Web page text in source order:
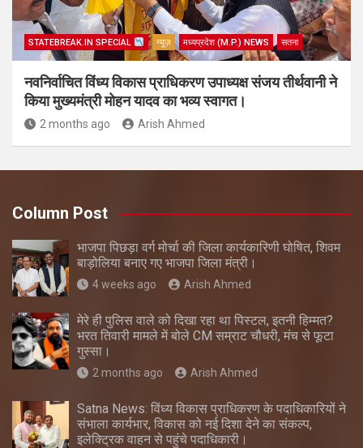
STATEBREAK.IN SPECIAL न्यूज़ मध्यप्रदेश (M.P.) NEWS सतना
नवनिर्वाचित विंध्य विकास प्राधिकरण उपाध्यक्ष संजय तीर्थवानी ने
किया मुख्यमंत्री मोहन यादव का भव्य स्वागत।
2 months ago Arish Ahmed
Column Post
भाजपा पिछड़ा वर्ग मोर्चा की जिला कार्यकारिणी घोषित, शिवम
बाड़ोलिया बनाए गए भाजपा जिला मंत्री।
4 weeks ago Arish Ahmed
मेरे ही पुलिस वाले को दिखा रहा था पिस्टल, इतनी हिम्मत?
भरत तिवारी मामले में बोले CM सम्राट चौधरी, मंच से फूटा
गुस्सा।
2 months ago Arish Ahmed
Satna News: विंध्य विकास प्राधिकरण के पदाधिकारियों ने
संभाला कार्यभार, विकास को नई दिशा देने का संकल्प,
इलेक्ट्रिक वाहन से पहुंचे पदाधिकारी।